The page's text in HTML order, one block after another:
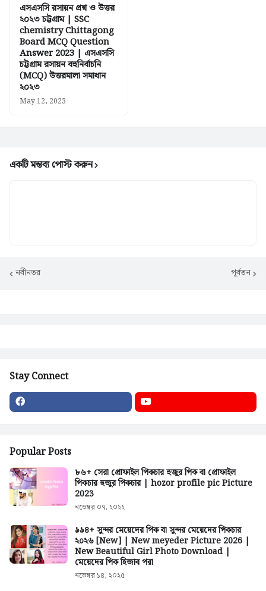
এসএসসি রসায়ন প্রশ্ন ও উত্তর
২০২৩ চট্টগ্রাম | SSC
chemistry Chittagong
Board MCQ Question
Answer 2023 | এসএসসি
চট্টগ্রাম রসায়ন বহুনির্বাচনি
(MCQ) উত্তরমালা সমাধান
২০২৩
May 12, 2023
একটি মন্তব্য পোস্ট করুন
নবীনতর পূর্বতন
Stay Connect
Popular Posts
৮৬+ সেরা প্রোফাইল পিকচার হুজুর পিক বা প্রোফাইল
পিকচার হুজুর পিকচার | hozor profile pic Picture
2023
নভেম্বর ০৭, ২০২২
৯৯৪+ সুন্দর মেয়েদের পিক বা সুন্দর মেয়েদের পিকচার
২০২৬ [New] | New meyeder Picture 2026 |
New Beautiful Girl Photo Download |
মেয়েদের পিক হিজাব পরা
নভেম্বর ১৪, ২০২৫